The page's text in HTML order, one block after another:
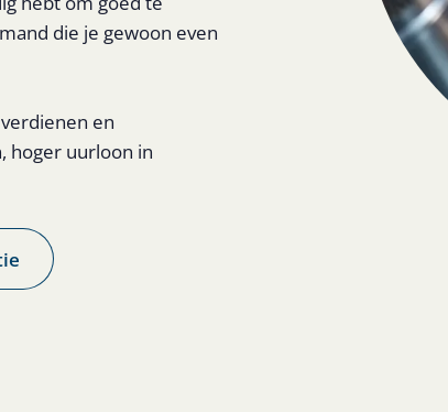
die je gewoon even
en
hoger uurloon in